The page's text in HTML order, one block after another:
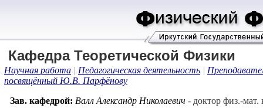
Кафедра Теоретической Физики
Научная работа | Педагогическая деятельность |
посвящённый Ю.В. Парфёнову
Зав. кафедрой: Валл Александр Николаевич - доктор физ.-мат.